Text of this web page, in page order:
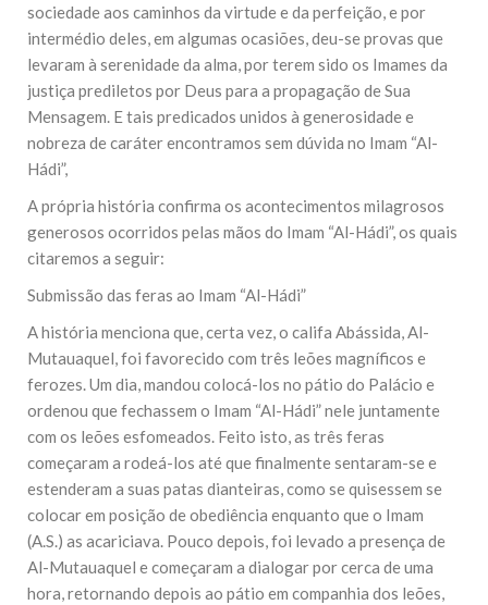
sociedade aos caminhos da virtude e da perfeição, e por
intermédio deles, em algumas ocasiões, deu-se provas que
levaram à serenidade da alma, por terem sido os Imames da
justiça prediletos por Deus para a propagação de Sua
Mensagem. E tais predicados unidos à generosidade e
nobreza de caráter encontramos sem dúvida no Imam “Al-
Hádi”,
A própria história confirma os acontecimentos milagrosos
generosos ocorridos pelas mãos do Imam “Al-Hádi”, os quais
citaremos a seguir:
Submissão das feras ao Imam “Al-Hádi”
A história menciona que, certa vez, o califa Abássida, Al-
Mutauaquel, foi favorecido com três leões magníficos e
ferozes. Um dia, mandou colocá-los no pátio do Palácio e
ordenou que fechassem o Imam “Al-Hádi” nele juntamente
com os leões esfomeados. Feito isto, as três feras
começaram a rodeá-los até que finalmente sentaram-se e
estenderam a suas patas dianteiras, como se quisessem se
colocar em posição de obediência enquanto que o Imam
(A.S.) as acariciava. Pouco depois, foi levado a presença de
Al-Mutauaquel e começaram a dialogar por cerca de uma
hora, retornando depois ao pátio em companhia dos leões,